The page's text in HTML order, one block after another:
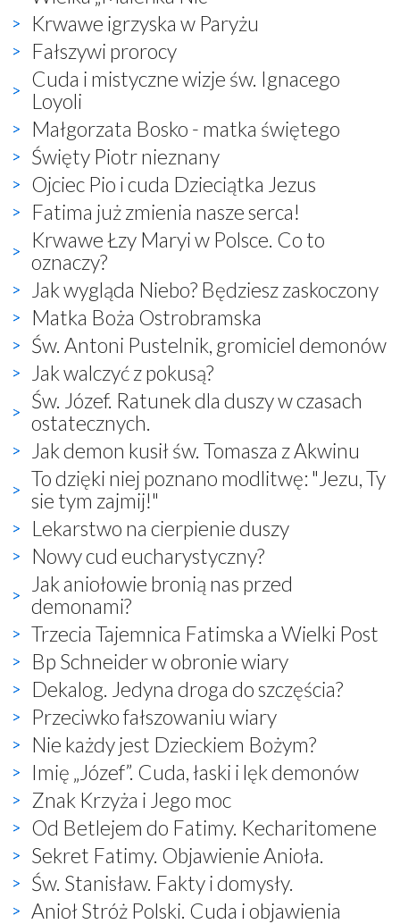
Krwawe igrzyska w Paryżu
Fałszywi prorocy
Cuda i mistyczne wizje św. Ignacego
Loyoli
Małgorzata Bosko - matka świętego
Święty Piotr nieznany
Ojciec Pio i cuda Dzieciątka Jezus
Fatima już zmienia nasze serca!
Krwawe Łzy Maryi w Polsce. Co to
oznaczy?
Jak wygląda Niebo? Będziesz zaskoczony
Matka Boża Ostrobramska
Św. Antoni Pustelnik, gromiciel demonów
Jak walczyć z pokusą?
Św. Józef. Ratunek dla duszy w czasach
ostatecznych.
Jak demon kusił św. Tomasza z Akwinu
To dzięki niej poznano modlitwę: "Jezu, Ty
sie tym zajmij!"
Lekarstwo na cierpienie duszy
Nowy cud eucharystyczny?
Jak aniołowie bronią nas przed
demonami?
Trzecia Tajemnica Fatimska a Wielki Post
Bp Schneider w obronie wiary
Dekalog. Jedyna droga do szczęścia?
Przeciwko fałszowaniu wiary
Nie każdy jest Dzieckiem Bożym?
Imię „Józef”. Cuda, łaski i lęk demonów
Znak Krzyża i Jego moc
Od Betlejem do Fatimy. Kecharitomene
Sekret Fatimy. Objawienie Anioła.
Św. Stanisław. Fakty i domysły.
Anioł Stróż Polski. Cuda i objawienia